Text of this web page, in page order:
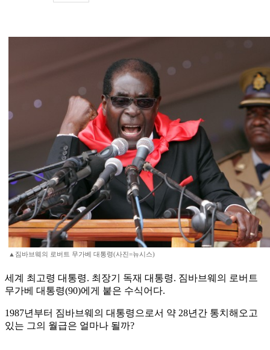
▲짐바브웨의 로버트 무가베 대통령(사진=뉴시스)
세계 최고령 대통령. 최장기 독재 대통령. 짐바브웨의 로버트
무가베 대통령(90)에게 붙은 수식어다.
1987년부터 짐바브웨의 대통령으로서 약 28년간 통치해오고
있는 그의 월급은 얼마나 될까?